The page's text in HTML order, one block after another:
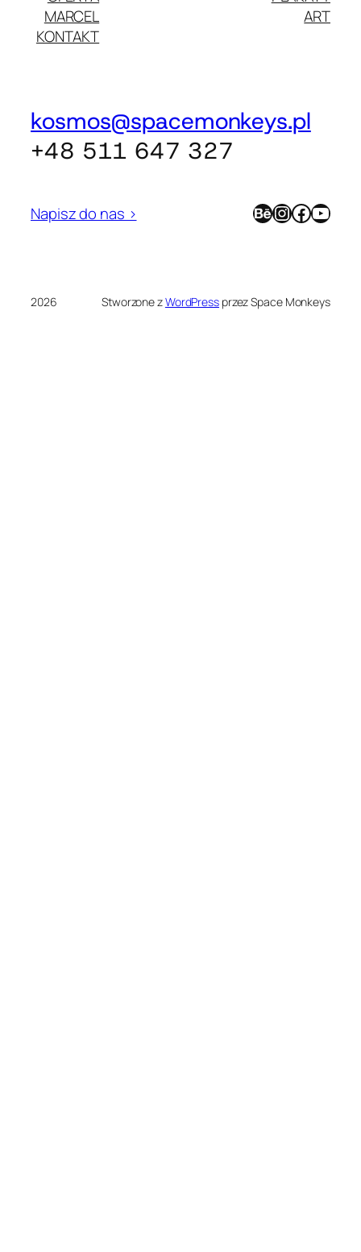
MARCEL
KONTAKT
ART
kosmos@spacemonkeys.pl
+48 511 647 327
Napisz do nas > Behance InstagramFacebook YouTube
2026 Stworzone zWordPressprzez Space Monkeys